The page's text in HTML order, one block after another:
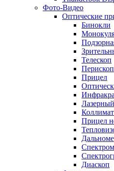
Фото-Видео
Оптические
Бинокли
Телескоп
Перископ
Прицел
Прицел
Диаскоп